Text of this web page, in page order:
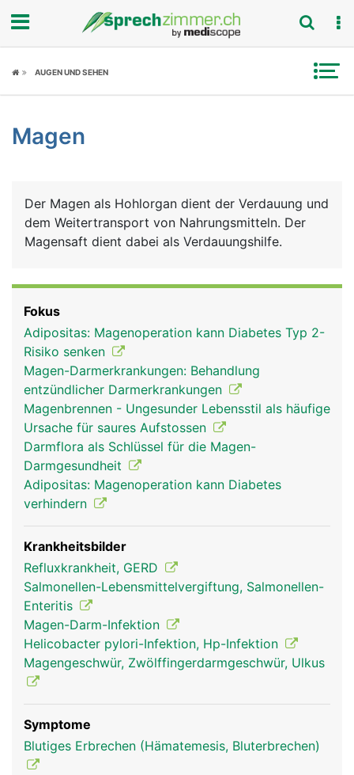
Fokus
Symptome
News
Rubriken
AUGEN UND SEHEN
Magen
Der Magen als Hohlorgan dient der Verdauung und
dem Weitertransport von Nahrungsmitteln. Der
Magensaft dient dabei als Verdauungshilfe.
Fokus
Adipositas: Magenoperation kann Diabetes Typ 2-
Risiko senken
Magen-Darmerkrankungen: Behandlung
entzündlicher Darmerkrankungen
Magenbrennen - Ungesunder Lebensstil als häufige
Ursache für saures Aufstossen
Darmflora als Schlüssel für die Magen-
Darmgesundheit
Adipositas: Magenoperation kann Diabetes
verhindern
Krankheitsbilder
Refluxkrankheit, GERD
Salmonellen-Lebensmittelvergiftung, Salmonellen-
Enteritis
Magen-Darm-Infektion
Helicobacter pylori-Infektion, Hp-Infektion
Magengeschwür, Zwölffingerdarmgeschwür, Ulkus
Symptome
Blutiges Erbrechen (Hämatemesis, Bluterbrechen)